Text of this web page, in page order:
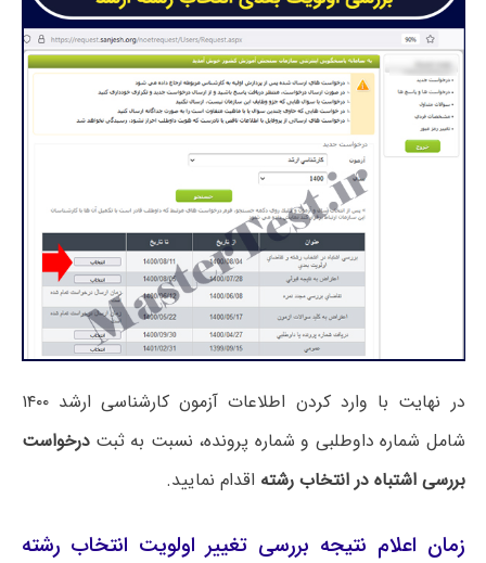
در نهایت با وارد کردن اطلاعات آزمون کارشناسی ارشد ۱۴۰۰
شامل شماره داوطلبی و شماره پرونده، نسبت به ثبت درخواست
بررسی اشتباه در انتخاب رشته اقدام نمایید.
زمان اعلام نتیجه بررسی تغییر اولویت انتخاب رشته